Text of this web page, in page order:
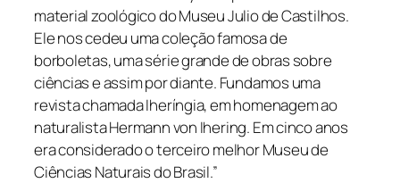
material zoológico do Museu Julio de Castilhos.
Ele nos cedeu uma coleção famosa de
borboletas, uma série grande de obras sobre
ciências e assim por diante. Fundamos uma
revista chamada Iheríngia, em homenagem ao
naturalista Hermann von Ihering. Em cinco anos
era considerado o terceiro melhor Museu de
Ciências Naturais do Brasil.”